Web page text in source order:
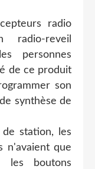
radio
radio-reveil
personnes
de ce produit
son
synthèse de
station, les
n'avaient que
les boutons